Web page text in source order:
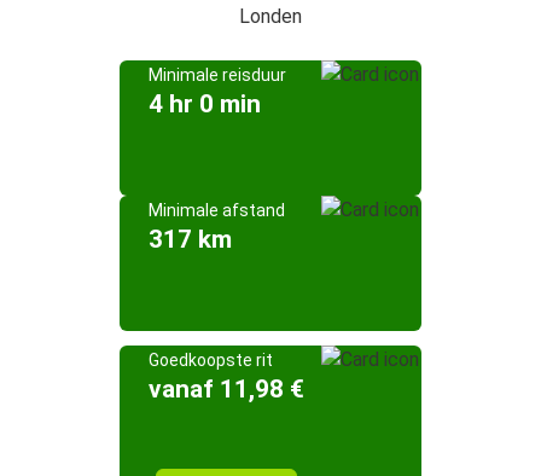
Londen
Minimale reisduur
4 hr 0 min
Minimale afstand
317 km
Goedkoopste rit
vanaf 11,98 €